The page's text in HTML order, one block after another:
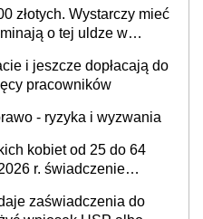
złotych. Wystarczy mieć
o tej uldze w
i jeszcze dopłacają do
pracowników
- ryzyka i wyzwania
kobiet od 25 do 64
r. świadczenie
zaświadczenia do